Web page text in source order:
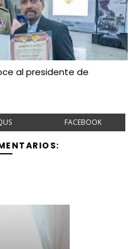
al presidente de
FACEBOOK